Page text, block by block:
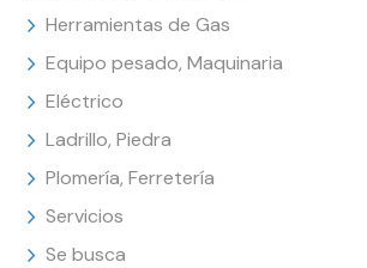
Herramientas de Gas
Equipo pesado, Maquinaria
Eléctrico
Ladrillo, Piedra
Plomería, Ferretería
Servicios
Se busca